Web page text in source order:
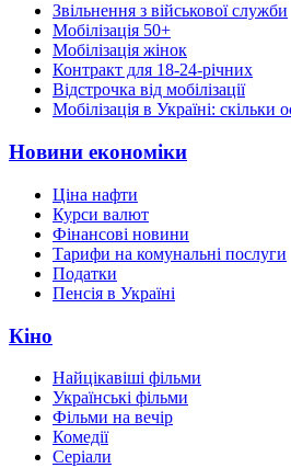
Звільнення з військової служби
Мобілізація 50+
Мобілізація жінок
Контракт для 18-24-річних
Відстрочка від мобілізації
Мобілізація в Україні: скільки
Новини економіки
Ціна нафти
Курси валют
Фінансові новини
Тарифи на комунальні послуги
Податки
Пенсія в Україні
Кіно
Найцікавіші фільми
Українські фільми
Фільми на вечір
Комедії
Серіали